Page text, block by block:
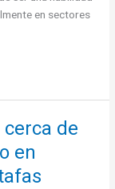
en sectores
de
en